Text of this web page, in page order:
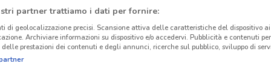
partner trattiamo i dati per fornire:
di geolocalizzazione precisi. Scansione attiva delle caratteristiche del dispositivo
Archiviare informazioni su dispositivo e/o accedervi. Pubblicità e contenuti
prestazioni dei contenuti e degli annunci, ricerche sul pubblico, sviluppo di